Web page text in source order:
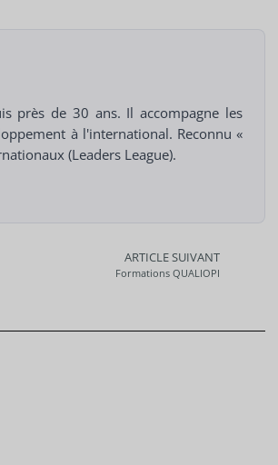
près de 30 ans. Il accompagne les
à l'international. Reconnu «
(Leaders League).
ARTICLE SUIVANT
Formations QUALIOPI